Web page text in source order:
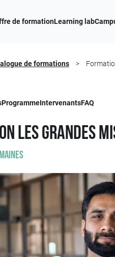
de formationLearning lab
de formations >
ProgrammeIntervenantsFAQ
Les grandes